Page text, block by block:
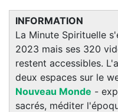
INFORMATION
La Minute Spirituelle
2023 mais ses 320
restent accessibles.
deux espaces sur le
Nouveau Monde -
sacrés, méditer